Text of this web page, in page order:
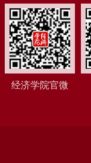
经济学院官微